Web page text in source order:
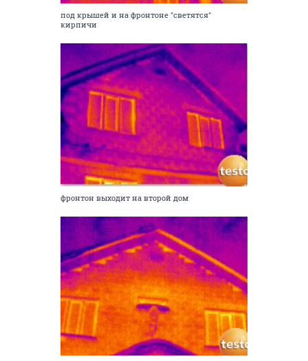
под крышей и на фронтоне "светятся"
кирпичи
фронтон выходит на второй дом